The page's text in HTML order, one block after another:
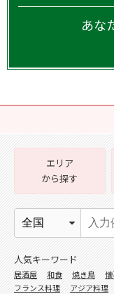
あな
エリア
から探す
人気キーワード
居酒屋 和食 焼き鳥
フランス料理
アジア料理